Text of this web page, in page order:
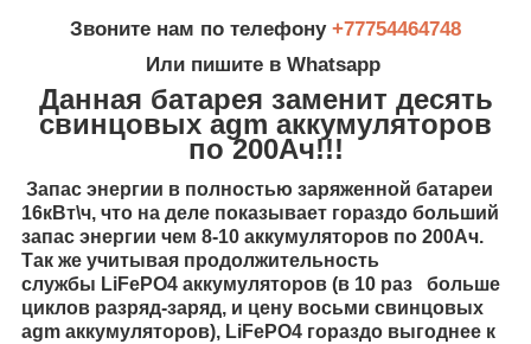
Звоните нам по телефону +77754464748
Или пишите в Whatsapp
Данная батарея заменит десять
свинцовых agm аккумуляторов
по 200Ач!!!
Запас энергии в полностью заряженной батареи
16кВт\ч, что на деле показывает гораздо больший
запас энергии чем 8-10 аккумуляторов по 200Ач.
Так же учитывая продолжительность
службы LiFePO4 аккумуляторов (в 10 раз больше
циклов разряд-заряд, и цену восьми свинцовых
agm аккумуляторов), LiFePO4 гораздо выгоднее к